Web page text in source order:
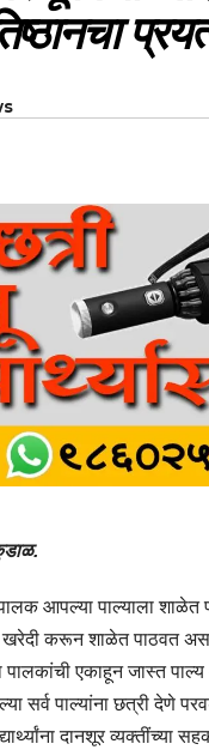
आपल्या पाल्याला शाळेत
करून शाळेत पाठवत
पालकांची एकाहून जास्त
सर्व पाल्यांना छत्री देणे
दानशूर व्यक्तींच्या